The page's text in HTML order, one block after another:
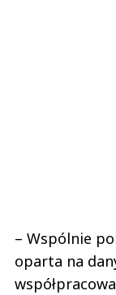
– Wspólnie
oparta na